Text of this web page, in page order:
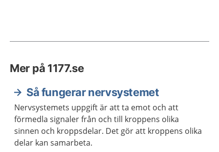
Mer på 1177.se
Så fungerar nervsystemet
Nervsystemets uppgift är att ta emot och att
förmedla signaler från och till kroppens olika
sinnen och kroppsdelar. Det gör att kroppens olika
delar kan samarbeta.